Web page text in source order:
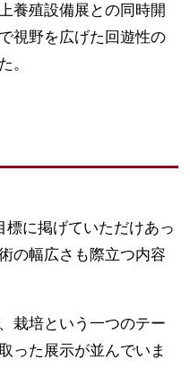
養殖設備展との同時開
視野を広げた回遊性の
。
標に掲げていただけあっ
の幅広さも際立つ内容
栽培という一つのテー
った展示が並んでいま